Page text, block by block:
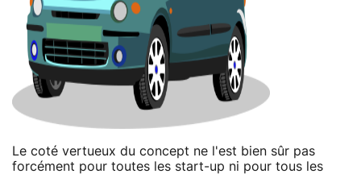
Le coté vertueux du concept ne l'est bien sûr pas
forcément pour toutes les start-up ni pour tous les